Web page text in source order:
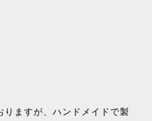
ますが、ハンドメイドで製